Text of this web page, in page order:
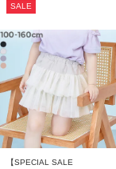
SALE
【SPECIAL SALE